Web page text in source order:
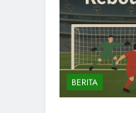
BERITA